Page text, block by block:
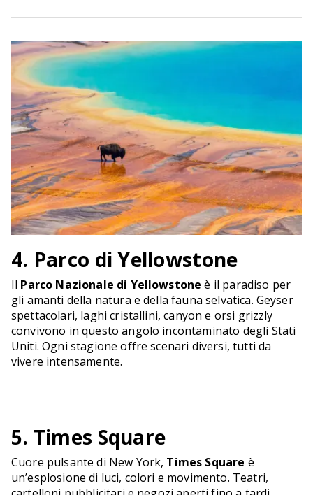
4. Parco di Yellowstone
Il Parco Nazionale di Yellowstone è il paradiso per
gli amanti della natura e della fauna selvatica. Geyser
spettacolari, laghi cristallini, canyon e orsi grizzly
convivono in questo angolo incontaminato degli Stati
Uniti. Ogni stagione offre scenari diversi, tutti da
vivere intensamente.
5. Times Square
Cuore pulsante di New York, Times Square è
un’esplosione di luci, colori e movimento. Teatri,